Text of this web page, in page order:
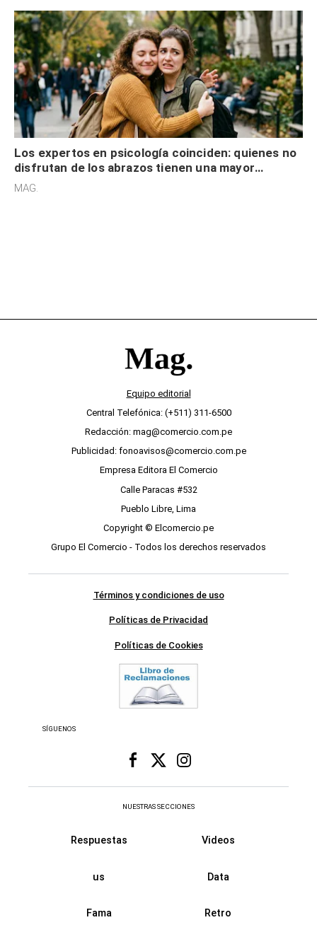
Los expertos en psicología coinciden: quienes no
disfrutan de los abrazos tienen una mayor
sensibilidad a los estímulos físicos y no es por
MAG.
Equipo editorial
Central Telefónica: (+511) 311-6500
Redacción: mag@comercio.com.pe
Publicidad: fonoavisos@comercio.com.pe
Empresa Editora El Comercio
Calle Paracas #532
Pueblo Libre, Lima
Copyright © Elcomercio.pe
Grupo El Comercio - Todos los derechos reservados
Términos y condiciones de uso
Políticas de Privacidad
Políticas de Cookies
SÍGUENOS
NUESTRAS SECCIONES
Respuestas Videos
us Data
Fama Retro